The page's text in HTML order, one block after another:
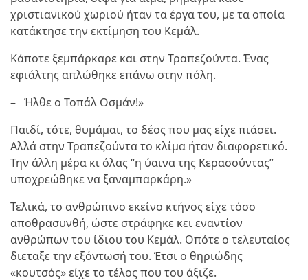
χριστιανικού χωριού ήταν τα έργα του, με τα οποία
κατάκτησε την εκτίμηση του Κεμάλ.
Κάποτε ξεμπάρκαρε και στην Τραπεζούντα. Ένας
εφιάλτης απλώθηκε επάνω στην πόλη.
– Ήλθε ο Τοπάλ Οσμάν!»
Παιδί, τότε, θυμάμαι, το δέος που μας είχε πιάσει.
Αλλά στην Τραπεζούντα το κλίμα ήταν διαφορετικό.
Την άλλη μέρα κι όλας “η ύαινα της Κερασούντας”
υποχρεώθηκε να ξαναμπαρκάρη.»
Τελικά, το ανθρώπινο εκείνο κτήνος είχε τόσο
αποθρασυνθή, ώστε στράφηκε κει εναντίον
ανθρώπων του ίδιου του Κεμάλ. Οπότε ο τελευταίος
διεταξε την εξόντωσή του. Έτσι ο θηριώδης
«κουτσός» είχε το τέλος που του άξιζε.